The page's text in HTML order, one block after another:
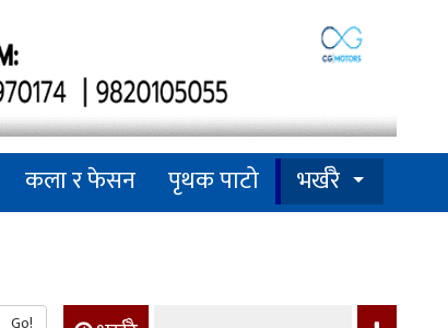
कला र फेसन पृथक पाटो भर्खरै